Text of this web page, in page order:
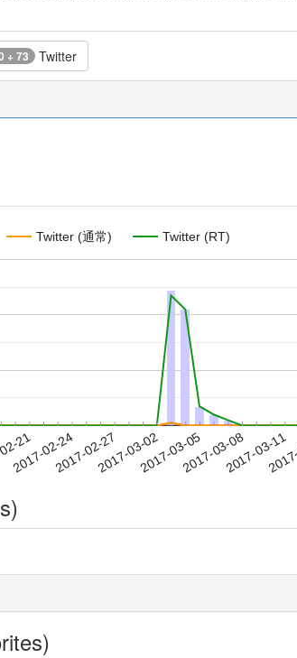
+ 73 Twitter
Twitter (通常) Twitter (RT)
21
2017-02-242017-02-272017-03-022017-03-052017-03-082017-03-11